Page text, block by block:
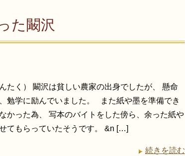
た闞沢
たく） 闞沢は貧しい農家の出身でしたが、 懸命
勉学に励んでいました。 また紙や墨を準備でき
かった為、 写本のバイトをした傍ら、余った紙や
てもらっていたそうです。 &n […]
続きを読む